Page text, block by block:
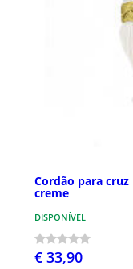
Cordão para
creme
DISPONÍVEL
€ 33,90